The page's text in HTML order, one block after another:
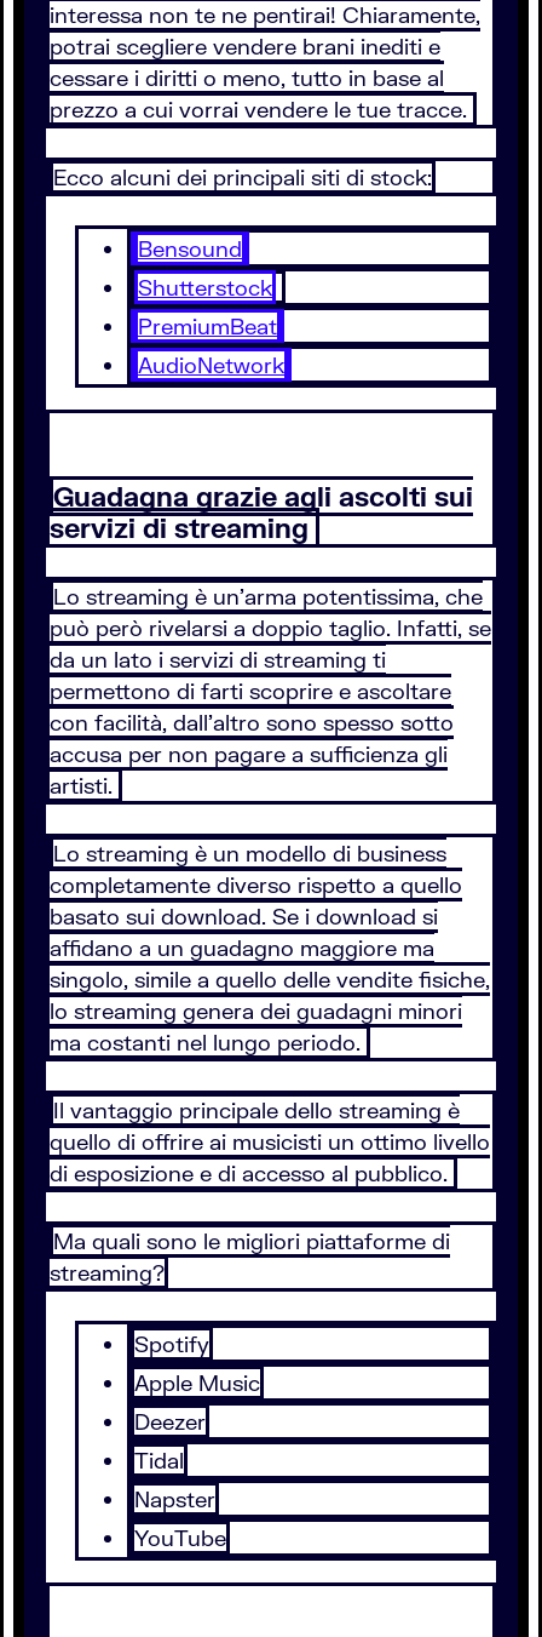
interessa non te ne pentirai! Chiaramente,
potrai scegliere vendere brani inediti e
cessare i diritti o meno, tutto in base al
prezzo a cui vorrai vendere le tue tracce.
Ecco alcuni dei principali siti di stock:
Bensound
Shutterstock
PremiumBeat
AudioNetwork
Guadagna grazie agli ascolti sui
servizi di streaming
Lo streaming è un’arma potentissima, che
può però rivelarsi a doppio taglio. Infatti, se
da un lato i servizi di streaming ti
permettono di farti scoprire e ascoltare
con facilità, dall’altro sono spesso sotto
accusa per non pagare a sufficienza gli
artisti.
Lo streaming è un modello di business
completamente diverso rispetto a quello
basato sui download. Se i download si
affidano a un guadagno maggiore ma
singolo, simile a quello delle vendite fisiche,
lo streaming genera dei guadagni minori
ma costanti nel lungo periodo.
Il vantaggio principale dello streaming è
quello di offrire ai musicisti un ottimo livello
di esposizione e di accesso al pubblico.
Ma quali sono le migliori piattaforme di
streaming?
Spotify
Apple Music
Deezer
Tidal
Napster
YouTube